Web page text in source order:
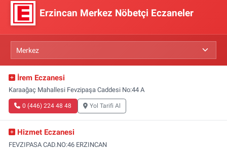
Erzincan Merkez Nöbetçi Eczaneler
İrem Eczanesi
Karaağaç Mahallesi Fevzipaşa Caddesi No:44 A
0 (446) 224 48 48 Yol Tarifi Al
Hizmet Eczanesi
FEVZIPASA CAD.NO:46 ERZINCAN